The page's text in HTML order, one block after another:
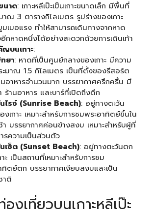
นาด: เกาะหลีเป๊ะเป็นเกาะขนาดเล็ก มีพื้นที่
าณ 3 ตารางกิโลเมตร รูปร่างของเกาะ
เมอแรง ทำให้สามารถเดินทางจากหาด
กหาดหนึ่งได้อย่างสะดวกด้วยการเดินเท้า
บนเกาะ:
ยา: หาดที่เป็นศูนย์กลางของเกาะ มีความ
ะมาณ 1.5 กิโลเมตร เป็นที่ตั้งของรีสอร์ต
นอาหารจำนวนมาก บรรยากาศครึกครื้น มี
ร้านอาหาร และบาร์ที่เปิดถึงดึก
ไรซ์ (Sunrise Beach): อยู่ทางตะวัน
งเกาะ เหมาะสำหรับการชมพระอาทิตย์ขึ้นใน
า บรรยากาศค่อนข้างสงบ เหมาะสำหรับผู้ที่
รความเป็นส่วนตัว
เซ็ต (Sunset Beach): อยู่ทางตะวันตก
ะ เป็นสถานที่เหมาะสำหรับการชม
ทิตย์ตก บรรยากาศเงียบสงบและเป็น
าติ
งเที่ยวบนเกาะหลีเป๊ะ